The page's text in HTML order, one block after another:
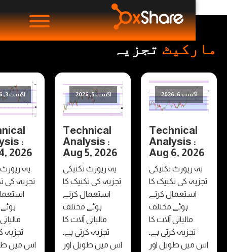
تجزیہ
Analysis :
Aug 6,
رپورٹ تکنیکی
کی تکنیک کا
کرتے
ہوئے مختلف
مالیاتی آلات کا
تجزیہ کرتی ہے۔
طویل اور
Technical
Analysis :
Aug 5, 2026
یہ رپورٹ تکنیکی
تجزیہ کی تکنیک کا
استعمال کرتے
ہوئے مختلف
مالیاتی آلات کا
تجزیہ کرتی ہے۔
اس میں طویل اور
Technical
Analysis :
Aug 4, 2026
یہ رپورٹ تکنیکی
تجزیہ کی تکنیک کا
استعمال کرتے
ہوئے مختلف
مالیاتی آلات کا
تجزیہ کرتی ہے۔
اس میں طویل اور